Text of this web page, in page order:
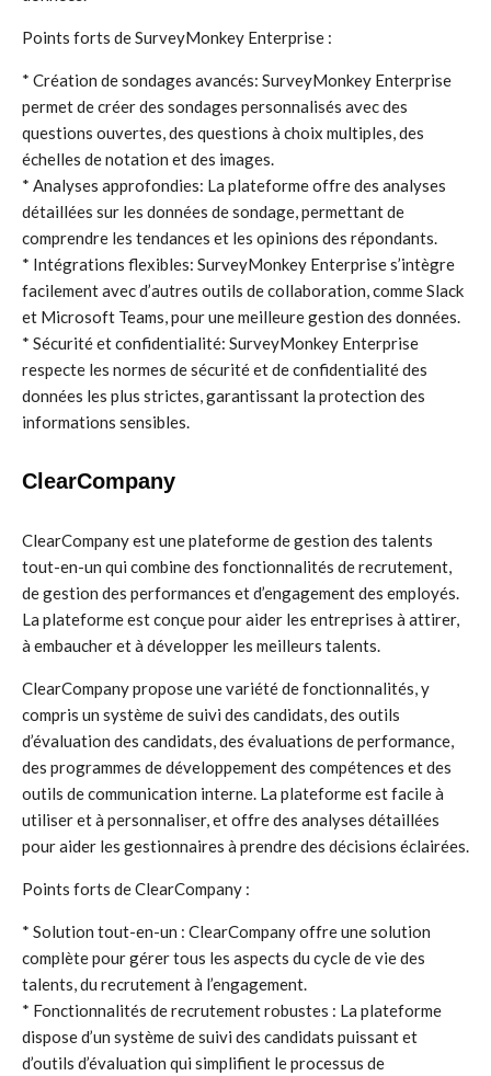
Points forts de SurveyMonkey Enterprise :
* Création de sondages avancés: SurveyMonkey Enterprise
permet de créer des sondages personnalisés avec des
questions ouvertes, des questions à choix multiples, des
échelles de notation et des images.
* Analyses approfondies: La plateforme offre des analyses
détaillées sur les données de sondage, permettant de
comprendre les tendances et les opinions des répondants.
* Intégrations flexibles: SurveyMonkey Enterprise s’intègre
facilement avec d’autres outils de collaboration, comme Slack
et Microsoft Teams, pour une meilleure gestion des données.
* Sécurité et confidentialité: SurveyMonkey Enterprise
respecte les normes de sécurité et de confidentialité des
données les plus strictes, garantissant la protection des
informations sensibles.
ClearCompany
ClearCompany est une plateforme de gestion des talents
tout-en-un qui combine des fonctionnalités de recrutement,
de gestion des performances et d’engagement des employés.
La plateforme est conçue pour aider les entreprises à attirer,
à embaucher et à développer les meilleurs talents.
ClearCompany propose une variété de fonctionnalités, y
compris un système de suivi des candidats, des outils
d’évaluation des candidats, des évaluations de performance,
des programmes de développement des compétences et des
outils de communication interne. La plateforme est facile à
utiliser et à personnaliser, et offre des analyses détaillées
pour aider les gestionnaires à prendre des décisions éclairées.
Points forts de ClearCompany :
* Solution tout-en-un : ClearCompany offre une solution
complète pour gérer tous les aspects du cycle de vie des
talents, du recrutement à l’engagement.
* Fonctionnalités de recrutement robustes : La plateforme
dispose d’un système de suivi des candidats puissant et
d’outils d’évaluation qui simplifient le processus de